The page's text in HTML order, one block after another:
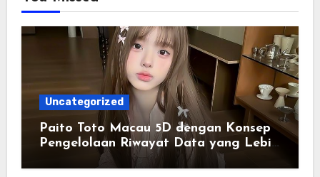
Uncategorized
Paito Toto Macau 5D dengan Konsep
Pengelolaan Riwayat Data yang Lebih
Lengkap dan Sistematis